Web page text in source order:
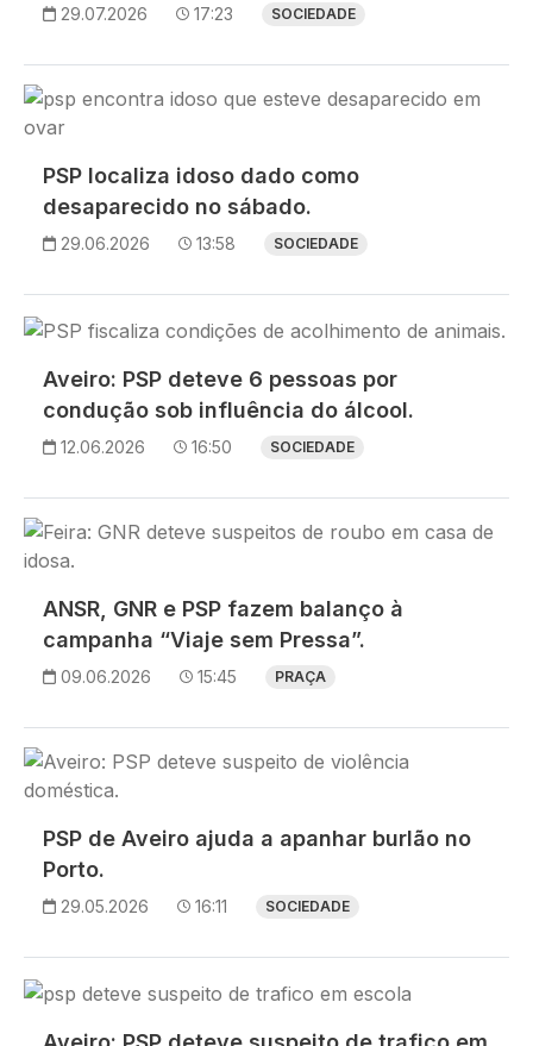
29.07.2026 17:23 SOCIEDADE
Imagem
PSP localiza idoso dado como
desaparecido no sábado.
29.06.2026 13:58 SOCIEDADE
Imagem
Aveiro: PSP deteve 6 pessoas por
condução sob influência do álcool.
12.06.2026 16:50 SOCIEDADE
Imagem
ANSR, GNR e PSP fazem balanço à
campanha “Viaje sem Pressa”.
09.06.2026 15:45 PRAÇA
Imagem
PSP de Aveiro ajuda a apanhar burlão no
Porto.
29.05.2026 16:11 SOCIEDADE
Imagem